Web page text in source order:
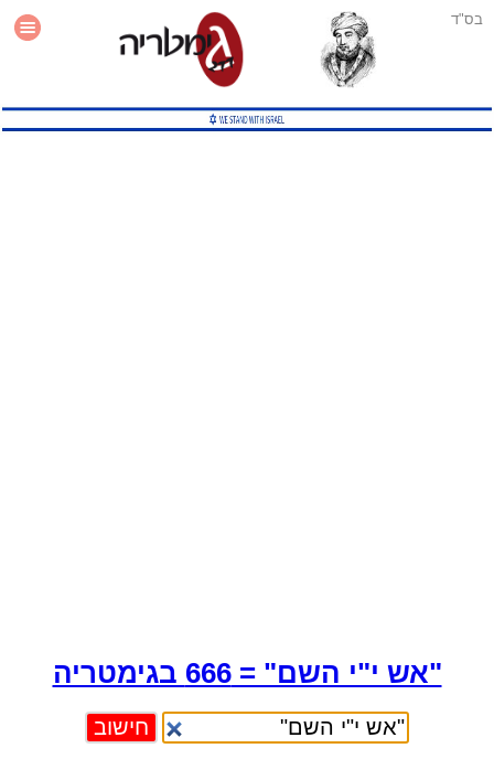
בס"ד
עזרה
"אש י"י השם" = 666 בגימטריה